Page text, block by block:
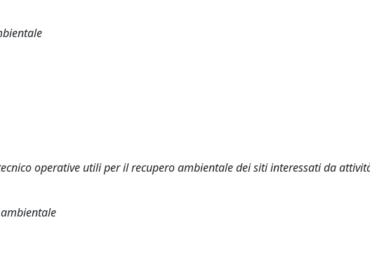
operative utili per il recupero ambientale dei siti interessati da